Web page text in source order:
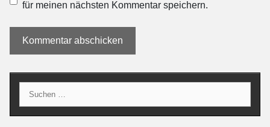
für meinen nächsten Kommentar speichern.
nach: